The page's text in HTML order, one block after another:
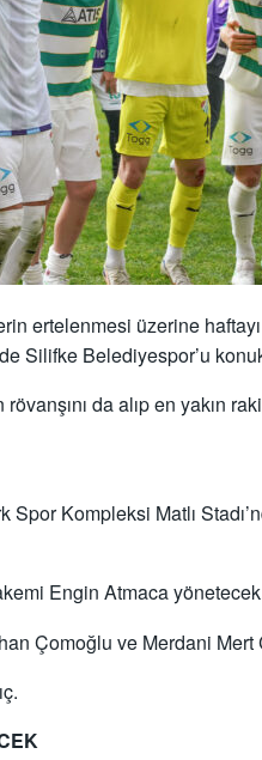
ertelenmesi üzerine
Silifke Belediyespor’u
da alıp en yakın
Kompleksi Matlı
Engin Atmaca
Çomoğlu ve Merdani